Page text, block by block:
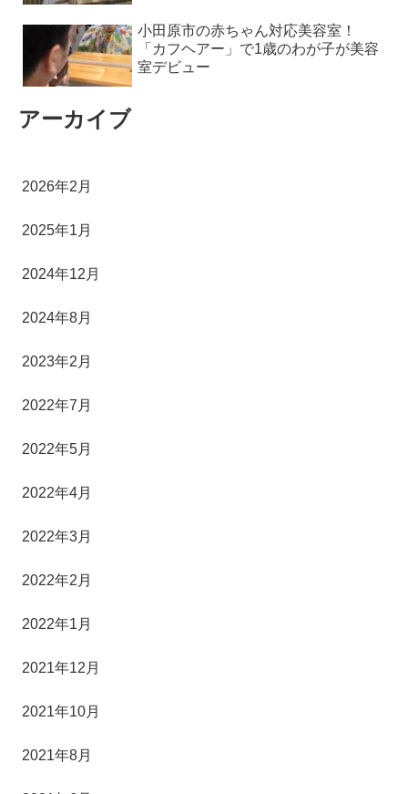
小田原市の赤ちゃん対応美容室！
「カフヘアー」で1歳のわが子が美容
室デビュー
アーカイブ
2026年2月
2025年1月
2024年12月
2024年8月
2023年2月
2022年7月
2022年5月
2022年4月
2022年3月
2022年2月
2022年1月
2021年12月
2021年10月
2021年8月